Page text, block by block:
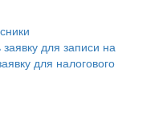
заявку для записи на
для налогового